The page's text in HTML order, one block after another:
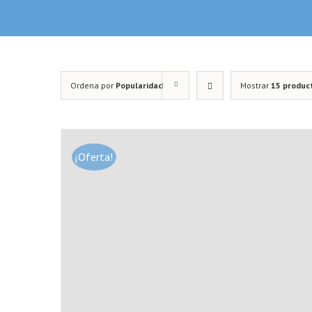
Ordena por Popularidad Mostrar 15
¡Oferta!